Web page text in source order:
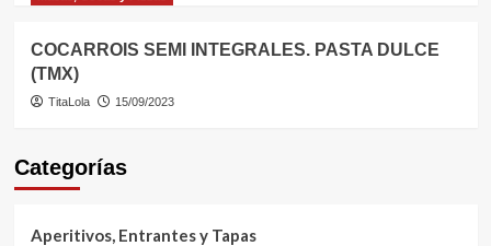
COCARROIS SEMI INTEGRALES. PASTA DULCE
(TMX)
TitaLola 15/09/2023
Categorías
Aperitivos, Entrantes y Tapas